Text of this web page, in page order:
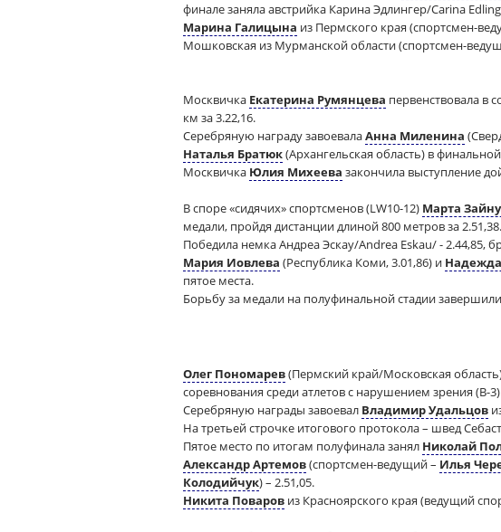
финале заняла австрийка Карина Эдлингер/Carina
Марина Галицына из Пермского края (спортсмен-
Мошковская из Мурманской области (спортсмен-
Москвичка Екатерина Румянцева первенствовала в
км за 3.22,16.
Серебряную награду завоевалаАнна Миленина
Наталья Братюк(Архангельская область) в
Москвичка Юлия Михеева закончила выступление
В споре «сидячих» спортсменов (LW10-12) Марта
медали, пройдя дистанции длиной 800 метров за 2.51,38.
Победила немка Андреа Эскау/Andrea Eskau/ - 2.44,85,
Мария Иовлева (Республика Коми, 3.01,86) и
пятое места.
Борьбу за медали на полуфинальной стадии
Олег Пономарев(Пермский край/Московская
соревнования среди атлетов с нарушением зрения (В-
Серебряную награды завоевал Владимир Удальцов
На третьей строчке итогового протокола – швед
Пятое место по итогам полуфинала занял Николай
Александр Артемов(спортсмен-ведущий – Илья
Колодийчук) – 2.51,05.
Никита Поваров из Красноярского края (ведущий